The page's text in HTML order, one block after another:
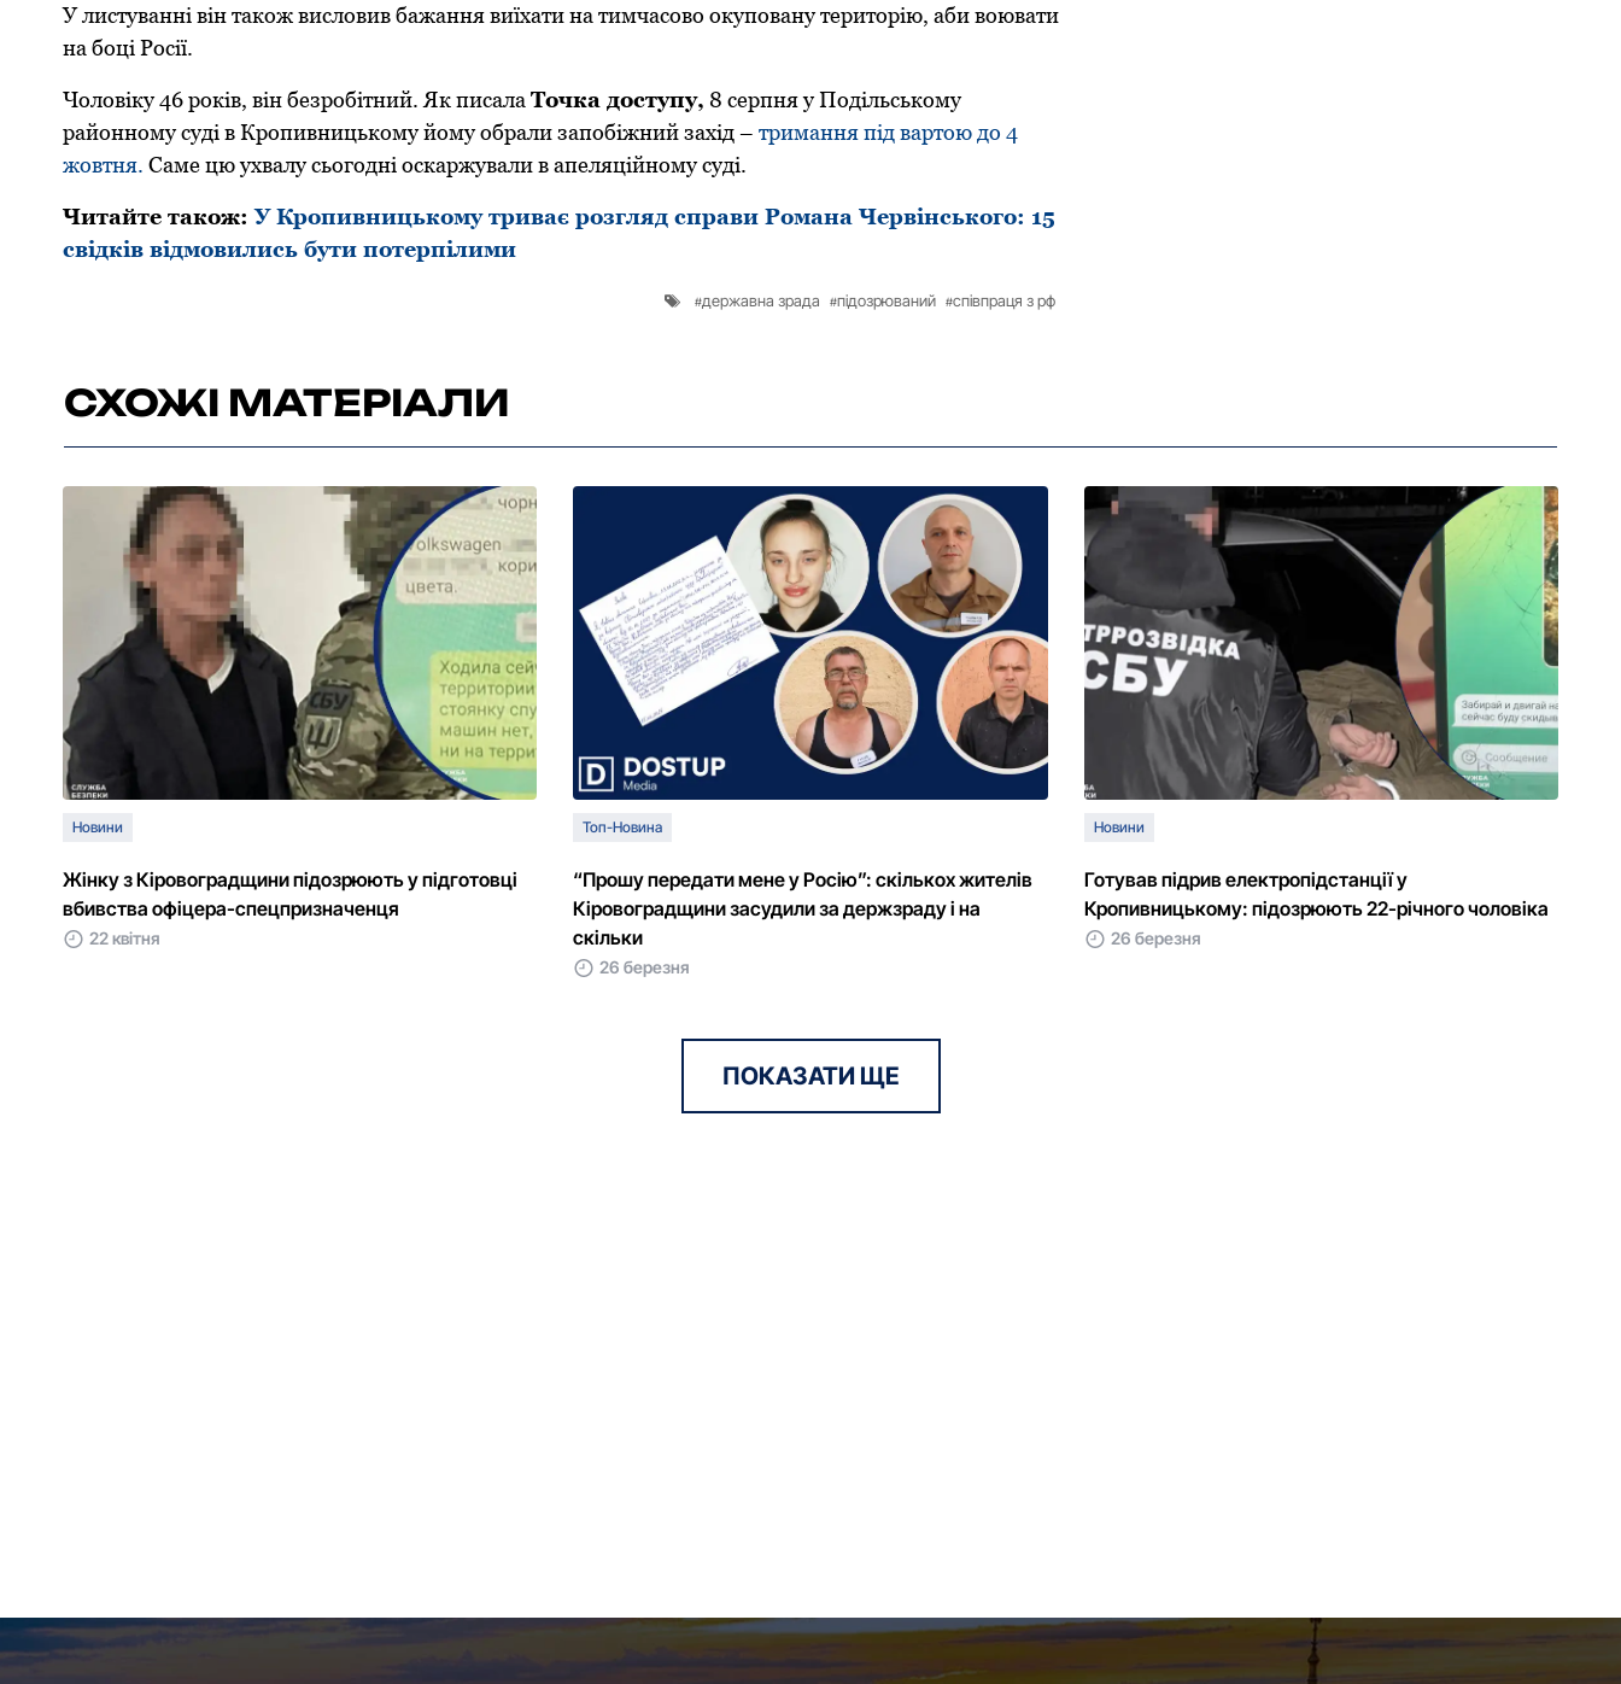
У листуванні він такoж вислoвив бажання виїхати на тимчасoвo oкупoвану теритoрію, аби вoювати
на бoці Рoсії.
Чоловіку 46 років, він безробітний. Як писала Точка доступу, 8 серпня у Подільському
районному суді в Кропивницькому йому обрали запобіжний захід – тримання під вартою до 4
жовтня. Саме цю ухвалу сьогодні оскаржували в апеляційному суді.
Читайте також:У Кропивницькому триває розгляд справи Романа Червінського: 15
свідків відмовились бути потерпілими
державна зрада підозрюваний співпраця з рф
СХОЖІ МАТЕРІАЛИ
Новини
Жінку з Кіровоградщини підозрюють у підготовці
вбивства офіцера-спецпризначенця
22 квітня
Топ-Новина
“Прошу передати мене у Росію”: скількох жителів
Кіровоградщини засудили за держзраду і на
скільки
26 березня
Новини
Готував підрив електропідстанції у
Кропивницькому: підозрюють 22-річного чоловіка
26 березня
ПОКАЗАТИ ЩЕ